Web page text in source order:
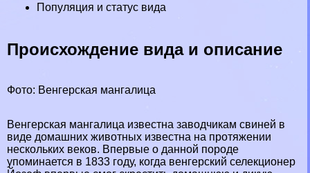
Популяция и статус вида
Происхождение вида и описание
Фото: Венгерская мангалица
Венгерская мангалица известна заводчикам свиней в
виде домашних животных известна на протяжении
нескольких веков. Впервые о данной породе
упоминается в 1833 году, когда венгерский селекционер